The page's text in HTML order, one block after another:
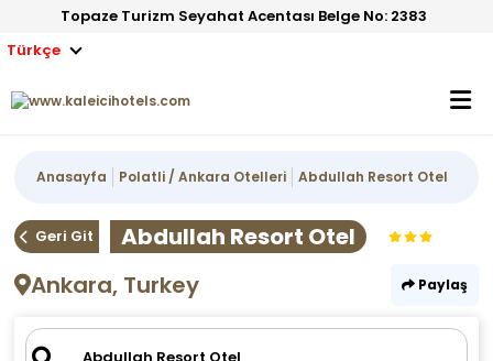
Topaze Turizm Seyahat Acentası Belge No: 2383
Türkçe
Anasayfa Polatli / Ankara Otelleri Abdullah Resort Otel
Geri Git
Abdullah Resort Otel
Ankara, Turkey
Paylaş